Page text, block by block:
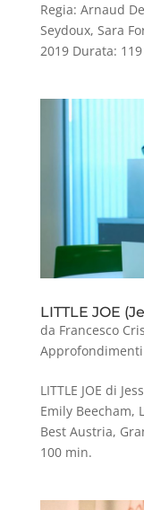
Regia: Arnaud
Seydoux, Sara
2019 Durata:
LITTLE JOE
da Francesco
LITTLE JOE di
Emily Beecham,
Best Austria,
100 min.